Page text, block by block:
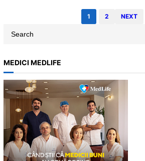
1 2 NEXT
a
r
c
h
MEDICI MEDLIFE